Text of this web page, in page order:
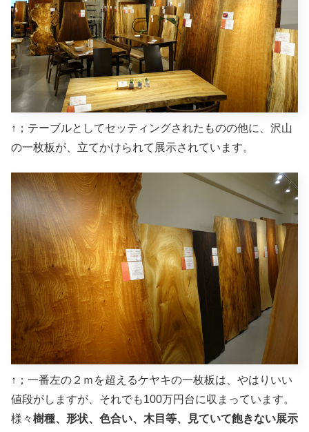
↑；テーブルとしてセッティングされたものの他に、沢山
の一枚板が、立てかけられて展示されています。
↑；一番左の２ｍを超えるケヤキの一枚板は、やはりいい
値段がしますが、それでも100万円台に収まっています。
様々樹種、形状、色合い、木目等、見ていて飽きない展示